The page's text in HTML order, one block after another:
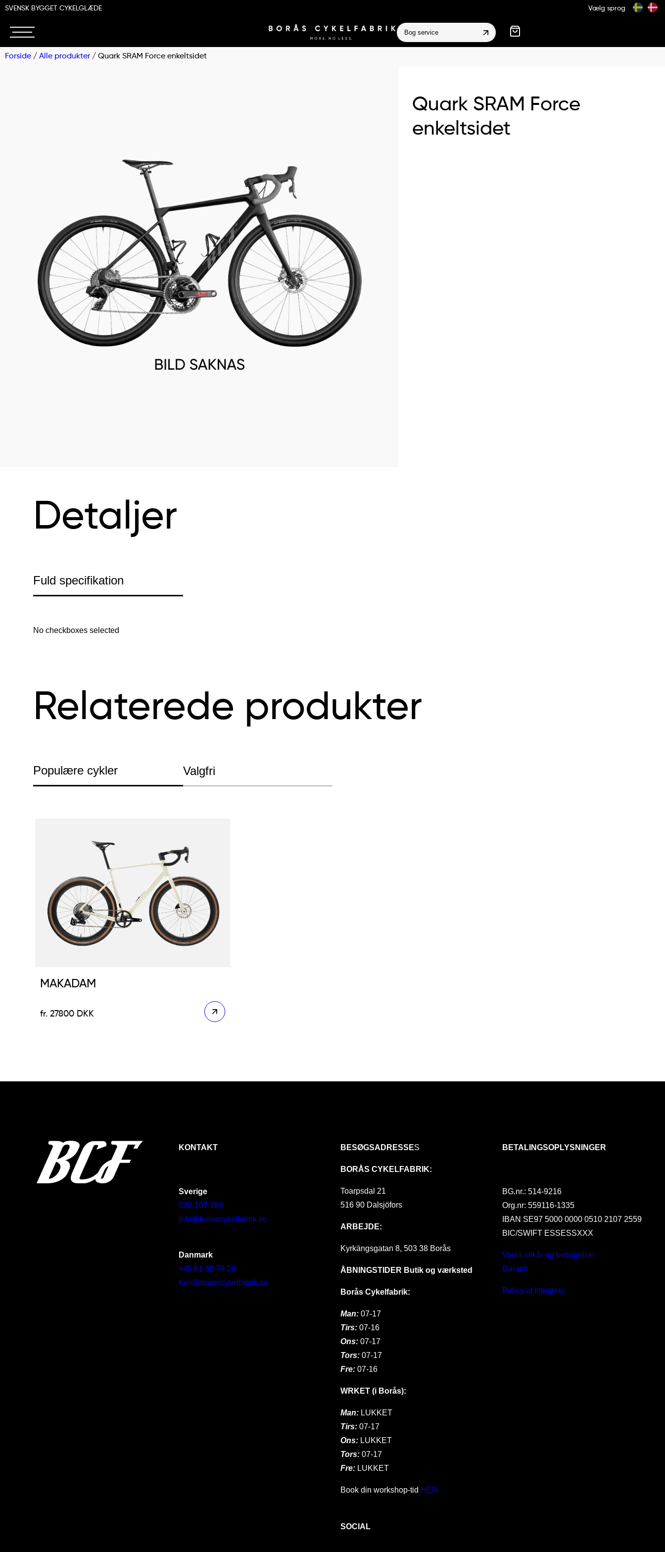
SVENSK BYGGET CYKELGLÆDE Vælg sprog
Bog service
Forside / Alle produkter / Quark SRAM Force enkeltsidet
Quark SRAM Force
enkeltsidet
Detaljer
Fuld specifikation
No checkboxes selected
Relaterede produkter
Populære cykler Valgfri
MAKADAM
27800 DKK
KONTAKT
Sverige
033-107 788
Info@borascykelfabrik.se
Danmark
+45 61 30 79 26
Kim@borascykelfabrik.se
BESØGSADRESSES
BORÅS CYKELFABRIK:
Toarpsdal 21
516 90 Dalsjöfors
ARBEJDE:
Kyrkängsgatan 8, 503 38 Borås
ÅBNINGSTIDER Butik og værksted
Borås Cykelfabrik:
Man: 07-17
Tirs: 07-16
Ons:07-17
Tors: 07-17
Fre: 07-16
WRKET (i Borås):
Man: LUKKET
Tirs: 07-17
Ons:LUKKET
Tors: 07-17
Fre: LUKKET
Book din workshop-tid HER
SOCIAL
BETALINGSOPLYSNINGER
BG.nr.: 514-9216
Org.nr: 559116-1335
IBAN SE97 5000 0000 0510 2107 2559
BIC/SWIFT ESSESSXXX
Vores vilkår og betingelser
Garanti
Policy of Integrety